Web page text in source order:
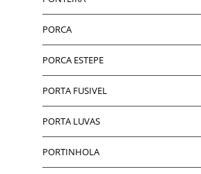
PORCA
PORCA ESTEPE
PORTA FUSIVEL
PORTA LUVAS
PORTINHOLA